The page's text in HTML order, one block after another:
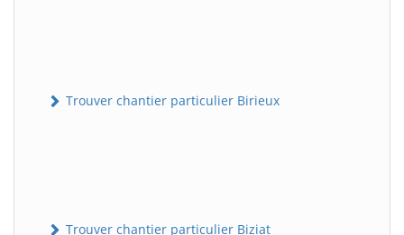
Trouver chantier particulier Birieux
Trouver chantier particulier Biziat